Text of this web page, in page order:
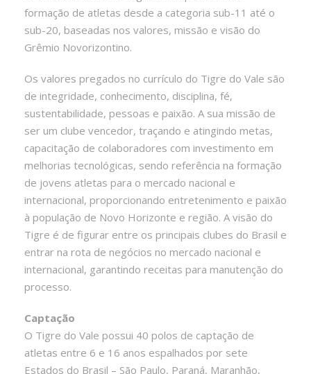
formação de atletas desde a categoria sub-11 até o
sub-20, baseadas nos valores, missão e visão do
Grêmio Novorizontino.
Os valores pregados no currículo do Tigre do Vale são
de integridade, conhecimento, disciplina, fé,
sustentabilidade, pessoas e paixão. A sua missão de
ser um clube vencedor, traçando e atingindo metas,
capacitação de colaboradores com investimento em
melhorias tecnológicas, sendo referência na formação
de jovens atletas para o mercado nacional e
internacional, proporcionando entretenimento e paixão
à população de Novo Horizonte e região. A visão do
Tigre é de figurar entre os principais clubes do Brasil e
entrar na rota de negócios no mercado nacional e
internacional, garantindo receitas para manutenção do
processo.
Captação
O Tigre do Vale possui 40 polos de captação de
atletas entre 6 e 16 anos espalhados por sete
Estados do Brasil – São Paulo, Paraná, Maranhão,